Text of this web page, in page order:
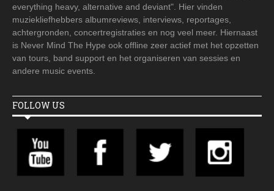
everything heavy, alternative and deviant". Hier vinden
muziekliefhebbers albumreviews, interviews, reportages,
achtergronden, concertregistraties en nog veel meer. Hiernaast
is Never Mind The Hype ook offline zeer actief met het opzetten
van tours, band support en het organiseren van sessies en
andere music events.
FOLLOW US